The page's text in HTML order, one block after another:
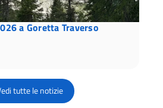
a Goretta Traverso
tutte le notizie